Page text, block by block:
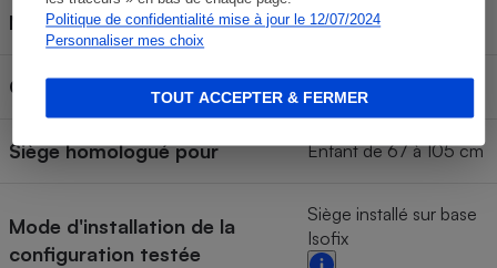
Politique de confidentialité mise à jour le 12/07/2024
Personnaliser mes choix
TOUT ACCEPTER & FERMER
Norme d'homologation R129
Groupe ou équivalent Groupe 1
Siège homologué pour Enfant de 67 à 105 cm
Mode d'installation de la
configuration testée
Siège installé sur base
Isofix